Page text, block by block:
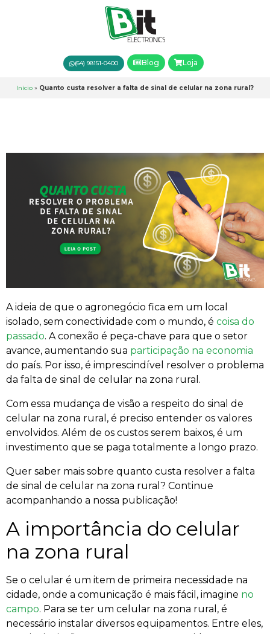
(64) 98151-0400 Blog Loja
Início » Quanto custa resolver a falta de sinal de celular na zona rural?
A ideia de que o agronegócio fica em um local
isolado, sem conectividade com o mundo, é coisa do
passado. A conexão é peça-chave para que o setor
avance, aumentando sua participação na economia
do país. Por isso, é imprescindível resolver o problema
da falta de sinal de celular na zona rural.
Com essa mudança de visão a respeito do sinal de
celular na zona rural, é preciso entender os valores
envolvidos. Além de os custos serem baixos, é um
investimento que se paga totalmente a longo prazo.
Quer saber mais sobre quanto custa resolver a falta
de sinal de celular na zona rural? Continue
acompanhando a nossa publicação!
A importância do celular
na zona rural
Se o celular é um item de primeira necessidade na
cidade, onde a comunicação é mais fácil, imagine no
campo. Para se ter um celular na zona rural, é
necessário instalar diversos equipamentos. Entre eles,